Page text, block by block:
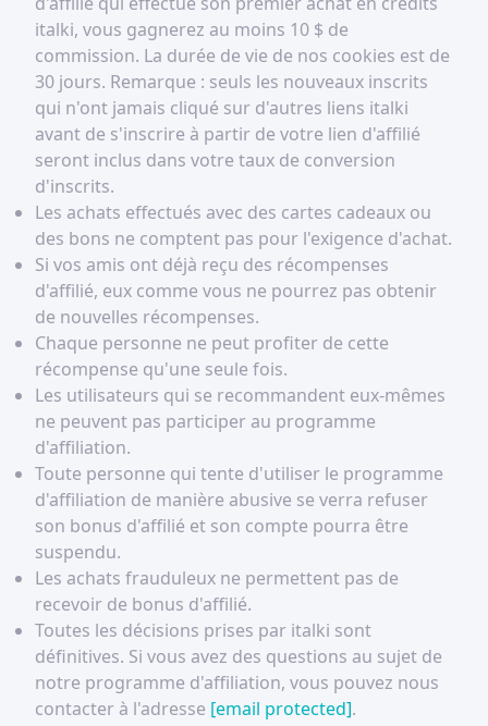
italki, vous gagnerez au moins 10 $ de
commission. La durée de vie de nos cookies est de
30 jours. Remarque : seuls les nouveaux inscrits
qui n'ont jamais cliqué sur d'autres liens italki
avant de s'inscrire à partir de votre lien d'affilié
seront inclus dans votre taux de conversion
d'inscrits.
Les achats effectués avec des cartes cadeaux ou
des bons ne comptent pas pour l'exigence d'achat.
Si vos amis ont déjà reçu des récompenses
d'affilié, eux comme vous ne pourrez pas obtenir
de nouvelles récompenses.
Chaque personne ne peut profiter de cette
récompense qu'une seule fois.
Les utilisateurs qui se recommandent eux-mêmes
ne peuvent pas participer au programme
d'affiliation.
Toute personne qui tente d'utiliser le programme
d'affiliation de manière abusive se verra refuser
son bonus d'affilié et son compte pourra être
suspendu.
Les achats frauduleux ne permettent pas de
recevoir de bonus d'affilié.
Toutes les décisions prises par italki sont
définitives. Si vous avez des questions au sujet de
notre programme d'affiliation, vous pouvez nous
contacter à l'adresse [email protected].